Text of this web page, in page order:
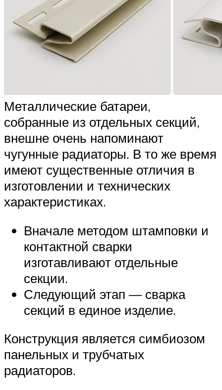
Металлические батареи,
собранные из отдельных секций,
внешне очень напоминают
чугунные радиаторы. В то же время
имеют существенные отличия в
изготовлении и технических
характеристиках.
Вначале методом штамповки и
контактной сварки
изготавливают отдельные
секции.
Следующий этап — сварка
секций в единое изделие.
Конструкция является симбиозом
панельных и трубчатых
радиаторов.